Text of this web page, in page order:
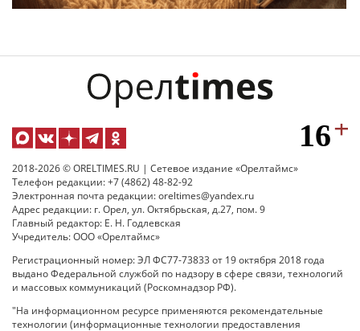
2018-2026 © ORELTIMES.RU | Сетевое издание «Орелтаймс»
Телефон редакции: +7 (4862) 48-82-92
Электронная почта редакции: oreltimes@yandex.ru
Адрес редакции: г. Орел, ул. Октябрьская, д.27, пом. 9
Главный редактор: Е. Н. Годлевская
Учредитель: ООО «Орелтаймс»
Регистрационный номер: ЭЛ ФС77-73833 от 19 октября 2018 года
выдано Федеральной службой по надзору в сфере связи, технологий
и массовых коммуникаций (Роскомнадзор РФ).
"На информационном ресурсе применяются рекомендательные
технологии (информационные технологии предоставления